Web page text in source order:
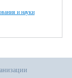
и науки